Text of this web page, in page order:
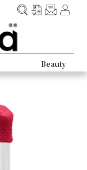
Beauty